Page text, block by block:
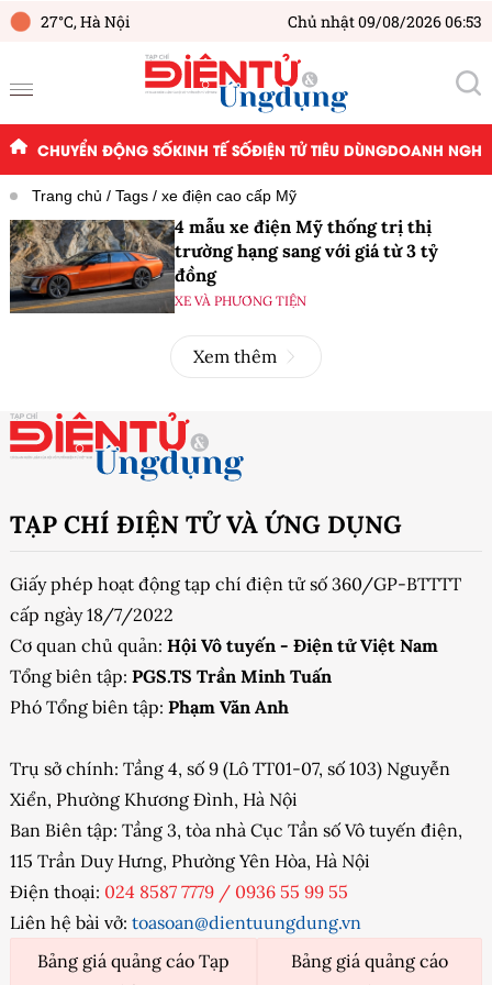
27°C,Hà Nội Chủ nhật 09/08/2026 06:53
CHUYỂN ĐỘNG SỐKINH TẾ SỐĐIỆN TỬ TIÊU DÙNGDOANH
Trang chủ Tags xe điện cao cấp Mỹ
4 mẫu xe điện Mỹ thống trị thị
trường hạng sang với giá từ 3 tỷ
đồng
XE VÀ PHƯƠNG TIỆN
Xem thêm
TẠP CHÍ ĐIỆN TỬ VÀ ỨNG DỤNG
Giấy phép hoạt động tạp chí điện tử số 360/GP-BTTTT
cấp ngày 18/7/2022
Cơ quan chủ quản: Hội Vô tuyến - Điện tử Việt Nam
Tổng biên tập: PGS.TS Trần Minh Tuấn
Phó Tổng biên tập: Phạm Văn Anh
Trụ sở chính: Tầng 4, số 9 (Lô TT01-07, số 103) Nguyễn
Xiển, Phường Khương Đình, Hà Nội
Ban Biên tập: Tầng 3, tòa nhà Cục Tần số Vô tuyến điện,
115 Trần Duy Hưng, Phường Yên Hòa, Hà Nội
Điện thoại: 024 8587 7779 / 0936 55 99 55
Liên hệ bài vở: toasoan@dientuungdung.vn
Bảng giá quảng cáo Tạp
Bảng giá quảng cáo